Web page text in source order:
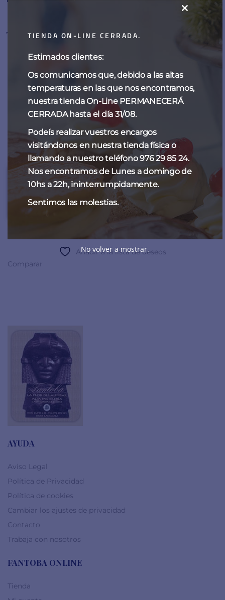
Frutas de Aragón
15,00€ - 60,00€
Las auténticas frutas de Aragón, laminería insustituible en
nuestra tierra, que Fantoba elabora desde hace más de 150
años, seleccionando las mejores frutas confitadas y las
coberturas de chocolate más idóneas, bañadas una a una,
con mimo y esmero.
Contacta
con la Pastelería Fantoba de Zaragoza para
diferentes tamaños de estuches de frutas de Aragón.
Teléfono:976 298 524
Añadir a la lista de deseos
Comparar
AYUDA
Aviso Legal
Política de Privacidad
Política de cookies
Cambiar los ajustes de privacidad
Contacto
Trabaja con nosotros
FANTOBA ONLINE
Tienda
TIENDA ON-LINE CERRADA.
Estimados clientes:
Os comunicamos que, debido a las altas
temperaturas en las que nos encontramos,
nuestra tienda On-Line PERMANECERÁ
CERRADA hasta el día 31/08.
Podeís realizar vuestros encargos
visitándonos en nuestra tienda física o
llamando a nuestro teléfono 976 29 85 24.
Nos encontramos de Lunes a domingo de
10hs a 22h, ininterrumpidamente.
Sentimos las molestias.
No volver a mostrar.